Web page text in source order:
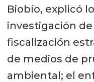
Biobío, explicó
investigación de
fiscalización
de medios de
ambiental; el